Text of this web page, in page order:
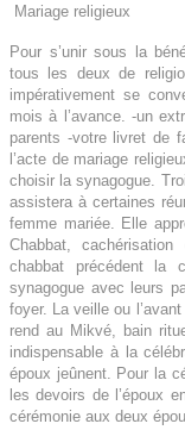
Mariage religieux
Pour s’unir sous la
tous les deux de
impérativement se
mois à l’avance. -un
parents -votre livret de
l’acte de mariage
choisir la synagogue.
assistera à certaines
femme mariée. Elle
Chabbat,
chabbat précédent la
synagogue avec leurs
foyer. La veille ou
rend au Mikvé, bain
indispensable à la
époux jeûnent. Pour la
les devoirs de l’époux
cérémonie aux deux